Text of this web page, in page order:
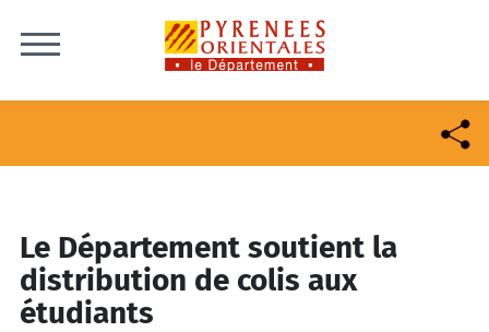
Le Département soutient la
distribution de colis aux
étudiants